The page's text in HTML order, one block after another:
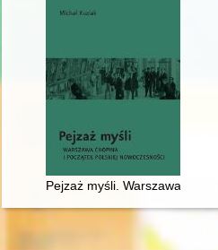
Pejzaż myśli. Warszawa